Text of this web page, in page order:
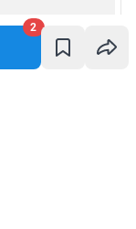
2